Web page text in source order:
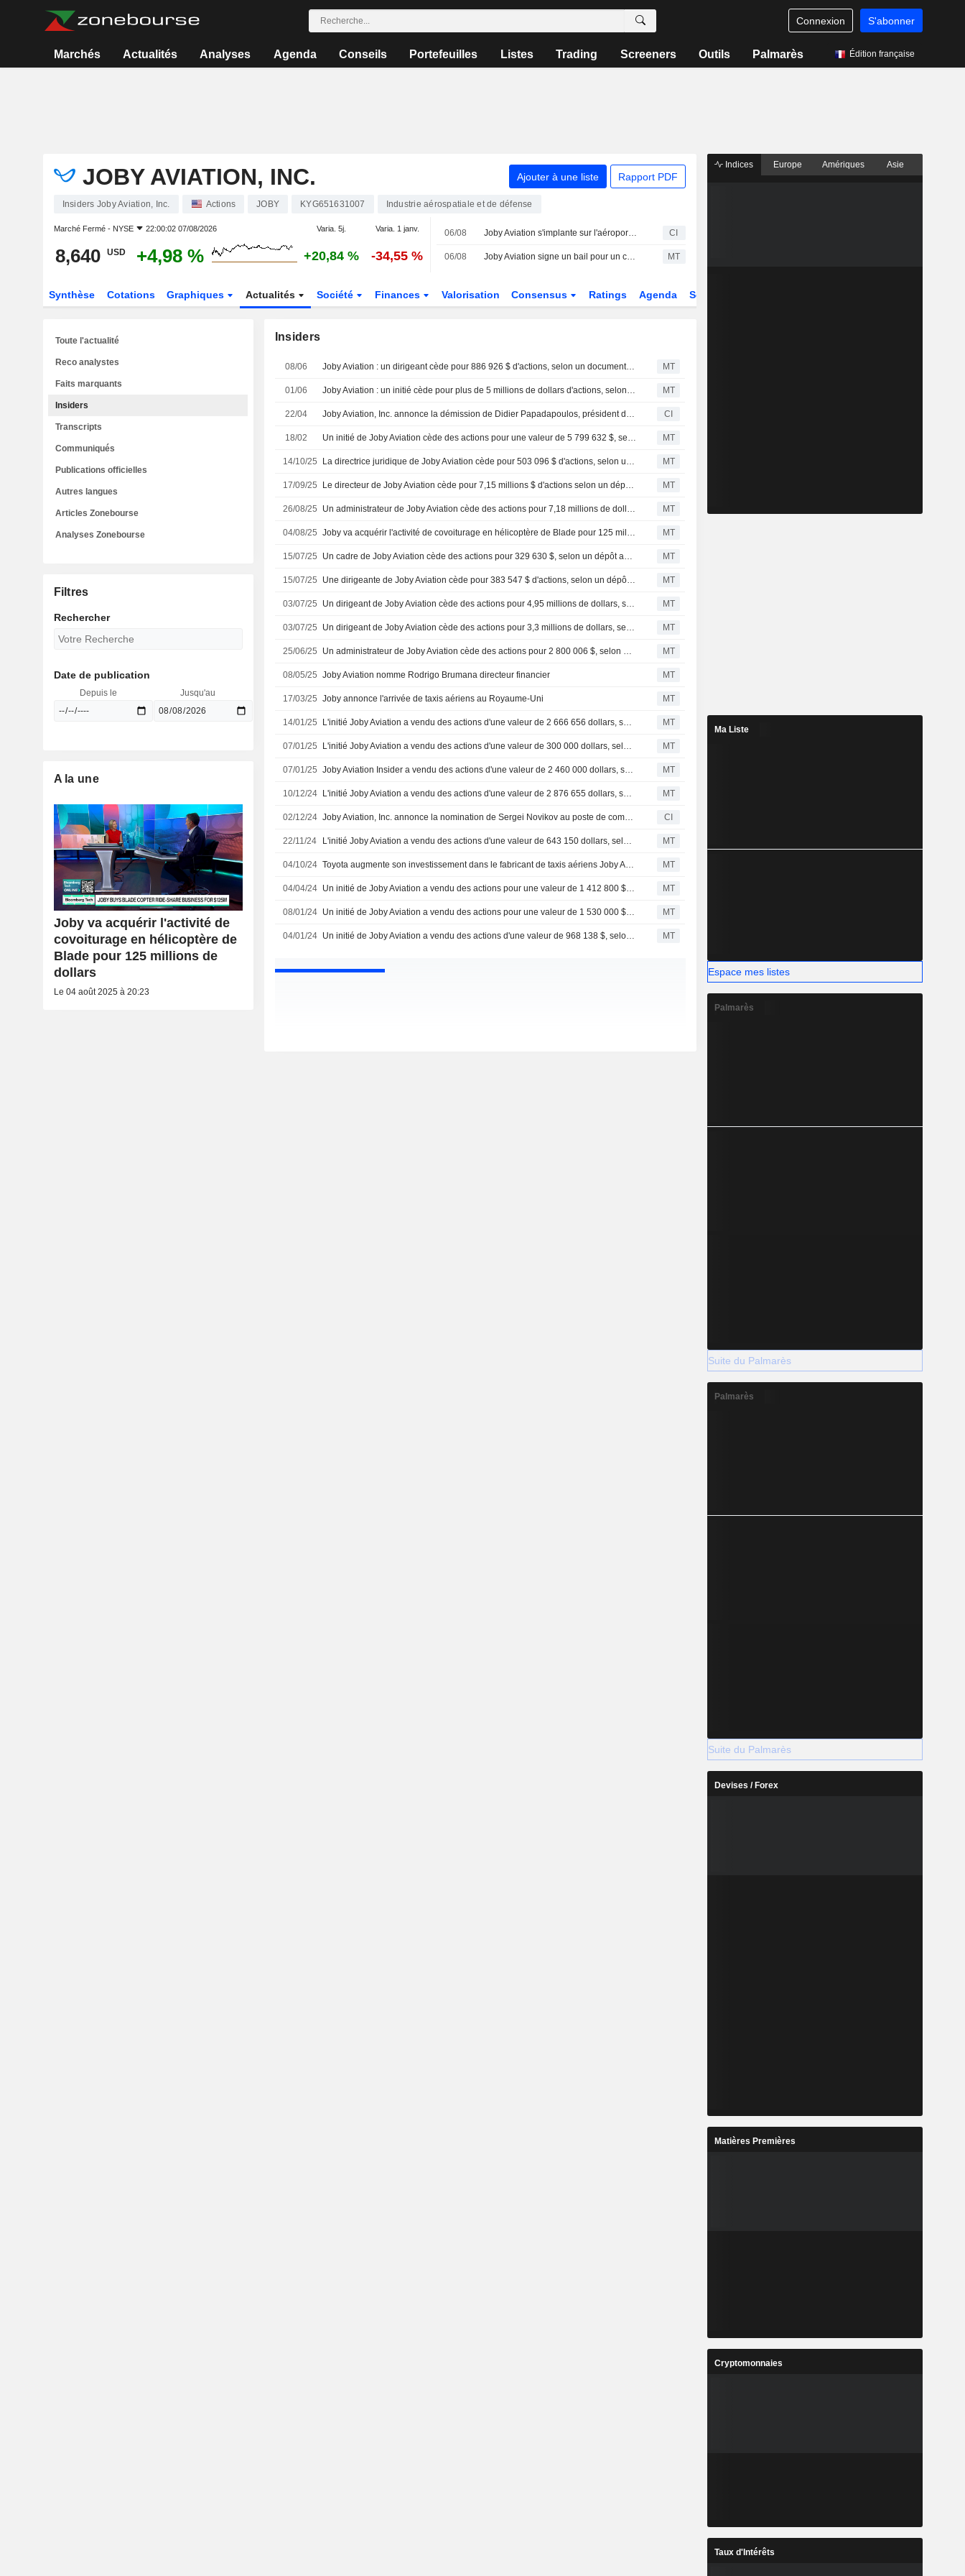
Connexion S'abonner
Marchés Actualités Analyses Agenda Conseils Portefeuilles Listes Trading Screeners Outils Palmarès Édition française
JOBY AVIATION, INC. Ajouter à une liste Rapport PDF
Insiders Joby Aviation, Inc. Actions JOBY KYG651631007 Industrie aérospatiale et de défense
Marché Fermé - NYSE 22:00:02 07/08/2026 Varia. 5j. Varia. 1 janv.
8,640 USD +4,98 % +20,84 % -34,55 %
06/08 Joby Aviation s'implante sur l'aéroport Perot Field Fort Worth Alliance CI
06/08 Joby Aviation signe un bail pour un centre d'exploitation au Texas MT
Synthèse Cotations Graphiques Actualités Société Finances Valorisation Consensus Ratings Agenda Secteur
Insiders
08/06 Joby Aviation : un dirigeant cède pour 886 926 $ d'actions, selon un document de la SEC MT
01/06 Joby Aviation : un initié cède pour plus de 5 millions de dollars d'actions, selon un document de la SEC MT
22/04 Joby Aviation, Inc. annonce la démission de Didier Papadapoulos, président de la division Aircraft OEM, avec effet au 3 juillet 2026 CI
18/02 Un initié de Joby Aviation cède des actions pour une valeur de 5 799 632 $, selon un récent dépôt à la SEC MT
14/10/25 La directrice juridique de Joby Aviation cède pour 503 096 $ d'actions, selon un dépôt auprès de la SEC MT
17/09/25 Le directeur de Joby Aviation cède pour 7,15 millions $ d'actions selon un dépôt à la SEC MT
26/08/25 Un administrateur de Joby Aviation cède des actions pour 7,18 millions de dollars, selon un dépôt auprès de la SEC MT
04/08/25 Joby va acquérir l'activité de covoiturage en hélicoptère de Blade pour 125 millions de dollars MT
15/07/25 Un cadre de Joby Aviation cède des actions pour 329 630 $, selon un dépôt auprès de la SEC MT
15/07/25 Une dirigeante de Joby Aviation cède pour 383 547 $ d'actions, selon un dépôt auprès de la SEC MT
03/07/25 Un dirigeant de Joby Aviation cède des actions pour 4,95 millions de dollars, selon un dépôt auprès de la SEC MT
03/07/25 Un dirigeant de Joby Aviation cède des actions pour 3,3 millions de dollars, selon un dépôt auprès de la SEC MT
25/06/25 Un administrateur de Joby Aviation cède des actions pour 2 800 006 $, selon un dépôt récent auprès de la SEC MT
08/05/25 Joby Aviation nomme Rodrigo Brumana directeur financier MT
17/03/25 Joby annonce l'arrivée de taxis aériens au Royaume-Uni MT
14/01/25 L'initié Joby Aviation a vendu des actions d'une valeur de 2 666 656 dollars, selon un récent dépôt auprès de la SEC. MT
07/01/25 L'initié Joby Aviation a vendu des actions d'une valeur de 300 000 dollars, selon un récent dépôt auprès de la SEC. MT
07/01/25 Joby Aviation Insider a vendu des actions d'une valeur de 2 460 000 dollars, selon un récent dépôt auprès de la SEC. MT
10/12/24 L'initié Joby Aviation a vendu des actions d'une valeur de 2 876 655 dollars, selon un récent dépôt auprès de la SEC. MT
02/12/24 Joby Aviation, Inc. annonce la nomination de Sergei Novikov au poste de comptable principal et de trésorier, à compter du 13 décembre 2024 CI
22/11/24 L'initié Joby Aviation a vendu des actions d'une valeur de 643 150 dollars, selon un récent dépôt auprès de la SEC. MT
04/10/24 Toyota augmente son investissement dans le fabricant de taxis aériens Joby Aviation MT
04/04/24 Un initié de Joby Aviation a vendu des actions pour une valeur de 1 412 800 $, selon un récent dépôt auprès de la SEC MT
08/01/24 Un initié de Joby Aviation a vendu des actions pour une valeur de 1 530 000 $, selon un récent dépôt auprès de la SEC MT
04/01/24 Un initié de Joby Aviation a vendu des actions d'une valeur de 968 138 $, selon un récent dépôt auprès de la SEC MT
Toute l'actualité
Reco analystes
Faits marquants
Insiders
Transcripts
Communiqués
Publications officielles
Autres langues
Articles Zonebourse
Analyses Zonebourse
Filtres
Rechercher
Date de publication
Depuis le Jusqu'au
A la une
Joby va acquérir l'activité de
covoiturage en hélicoptère de
Blade pour 125 millions de
dollars
Le 04 août 2025 à 20:23
Indices Europe Amériques Asie
Ma Liste
Espace mes listes
Palmarès
Suite du Palmarès
Palmarès
Suite du Palmarès
Devises / Forex
Matières Premières
Cryptomonnaies
Taux d'Intérêts